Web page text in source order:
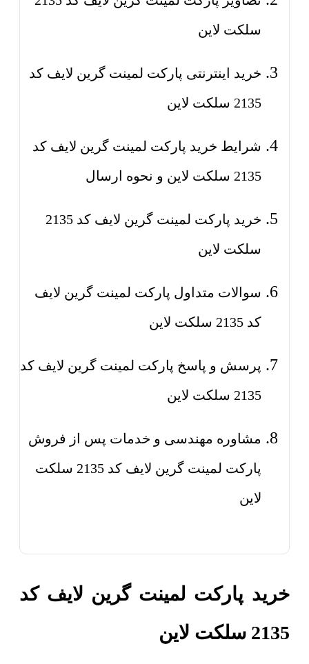
سلکت لاین
خرید اینترنتی پارکت لمینت گرین لایف کد
2135 سلکت لاین
شرایط خرید پارکت لمینت گرین لایف کد
2135 سلکت لاین و نحوه ارسال
خرید پارکت لمینت گرین لایف کد 2135
سلکت لاین
سوالات متداول پارکت لمینت گرین لایف
کد 2135 سلکت لاین
پرسش و پاسخ پارکت لمینت گرین لایف کد
2135 سلکت لاین
مشاوره مهندسی و خدمات پس از فروش
پارکت لمینت گرین لایف کد 2135 سلکت
لاین
خرید پارکت لمینت گرین لایف کد
2135 سلکت لاین